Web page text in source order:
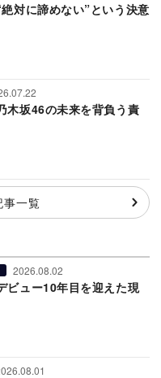
対に諦めない”という決意
木坂46の未来を背負う責
事一覧
2026.08.02
ビュー10年目を迎えた現